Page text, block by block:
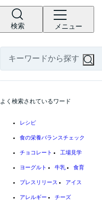
検索 メニュー
よく検索されているワード
レシピ
食の栄養バランスチェック
チョコレート 工場見学
ヨーグルト 牛乳 食育
プレスリリース アイス
アレルギー チーズ